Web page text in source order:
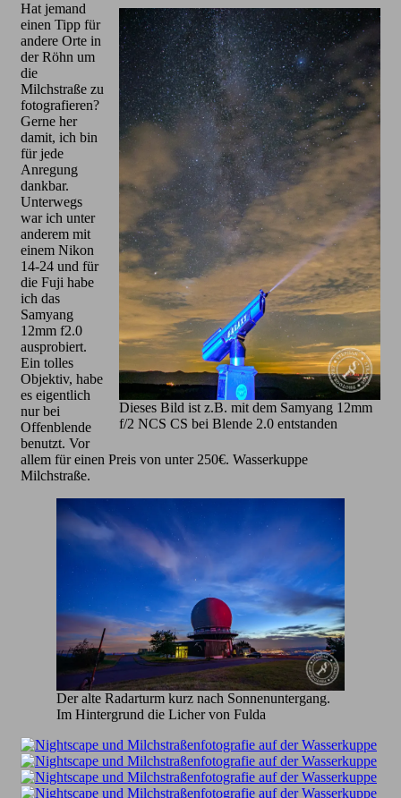
Dieses Bild ist z.B. mit dem Samyang 12mm
f/2 NCS CS bei Blende 2.0 entstanden
Hat jemand
einen Tipp für
andere Orte in
der Röhn um
die
Milchstraße zu
fotografieren?
Gerne her
damit, ich bin
für jede
Anregung
dankbar.
Unterwegs
war ich unter
anderem mit
einem Nikon
14-24 und für
die Fuji habe
ich das
Samyang
12mm f2.0
ausprobiert.
Ein tolles
Objektiv, habe
es eigentlich
nur bei
Offenblende
benutzt. Vor
allem für einen Preis von unter 250€. Wasserkuppe
Milchstraße.
Der alte Radarturm kurz nach Sonnenuntergang.
Im Hintergrund die Licher von Fulda